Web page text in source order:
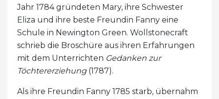
Jahr 1784 gründeten Mary, ihre Schwester
Eliza und ihre beste Freundin Fanny eine
Schule in Newington Green. Wollstonecraft
schrieb die Broschüre aus ihren Erfahrungen
mit dem Unterrichten Gedanken zur
Töchtererziehung(1787).
Als ihre Freundin Fanny 1785 starb, übernahm